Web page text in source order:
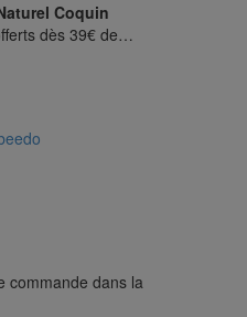
Coquin
dès 39€ de…
commande dans la